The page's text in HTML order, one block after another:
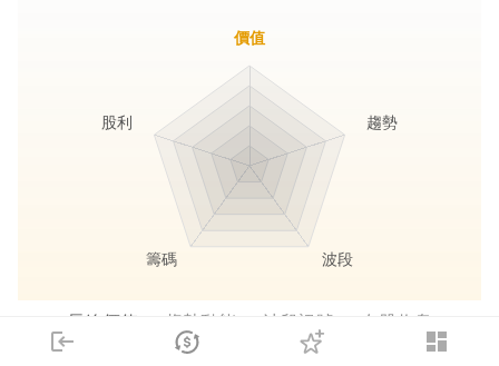
login dashboard
市場 登入
長線價值 趨勢動能 波段訊號 存股收息
價值
趨勢
波段
籌碼
股利